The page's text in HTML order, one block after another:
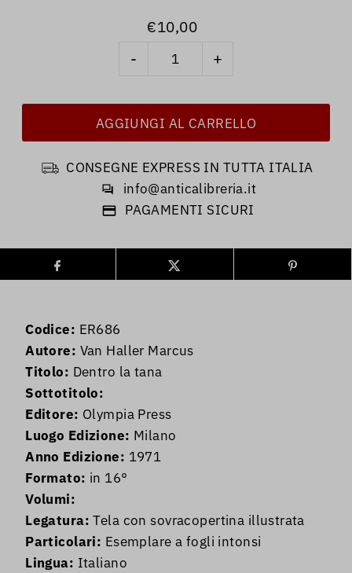
€10,00
- +
CONSEGNE EXPRESS IN TUTTA ITALIA
info@anticalibreria.it
PAGAMENTI SICURI
Codice: ER686
Autore: Van Haller Marcus
Titolo: Dentro la tana
Sottotitolo:
Editore: Olympia Press
Luogo Edizione: Milano
Anno Edizione: 1971
Formato: in 16°
Volumi:
Legatura: Tela con sovracopertina illustrata
Particolari: Esemplare a fogli intonsi
Lingua: Italiano